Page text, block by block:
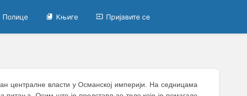
Полице Књиге Пријавите се
централне власти у Османској империји. На седницама